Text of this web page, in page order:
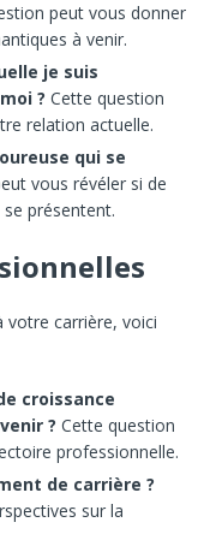
peut vous donner
à venir.
je suis
? Cette question
relation actuelle.
qui se
vous révéler si de
présentent.
votre carrière, voici
croissance
? Cette question
professionnelle.
de carrière ?
sur la